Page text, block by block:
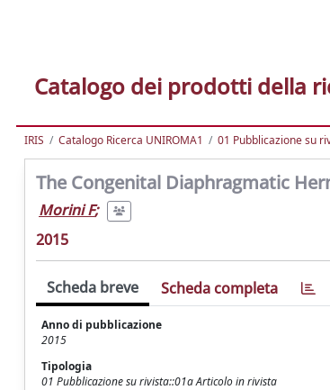
Catalogo dei prodotti della
IRIS Catalogo Ricerca UNIROMA1 01 Pubblicazione su
The Congenital Diaphragmatic
Morini F;
2015
Scheda breve Scheda completa
Anno di pubblicazione
2015
Tipologia
01 Pubblicazione su rivista::01a Articolo in rivista